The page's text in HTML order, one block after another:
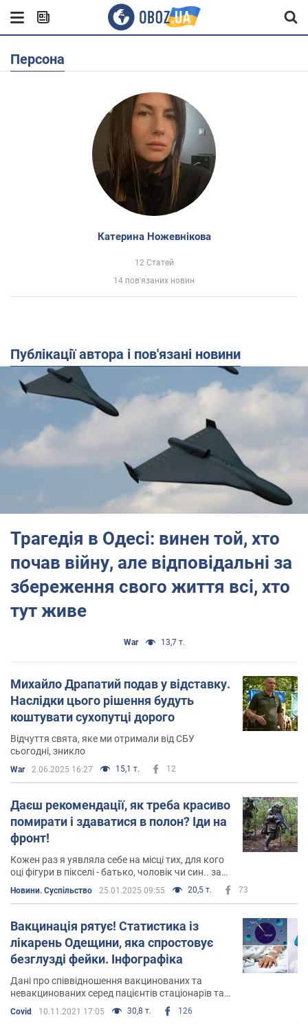
Персона
Катерина Ножевнікова
12 Статей
14 пов'язаних новин
Публікації автора і пов'язані новини
Трагедія в Одесі: винен той, хто
почав війну, але відповідальні за
збереження свого життя всі, хто
тут живе
War 13,7 т.
Михайло Драпатий подав у відставку.
Наслідки цього рішення будуть
коштувати сухопутці дорого
Відчуття свята, яке ми отримали від СБУ
сьогодні, зникло
War 2.06.2025 16:27 15,1 т. 12
Даєш рекомендації, як треба красиво
помирати і здаватися в полон? Іди на
фронт!
Кожен раз я уявляла себе на місці тих, для кого
оці фігури в пікселі - батько, чоловік чи син.. за
мить до смерті
Новини. Суспільство 25.01.2025 09:55 20,5 т. 73
Вакцинація рятує! Статистика із
лікарень Одещини, яка спростовує
безглузді фейки. Інфографіка
Дані про співвідношення вакцинованих та
невакцинованих серед пацієнтів стаціонарів та
померлих від коронавірусу передали лікарні
регіону. Результати – приголомшують
Covid 10.11.2021 17:05 30,8 т. 126